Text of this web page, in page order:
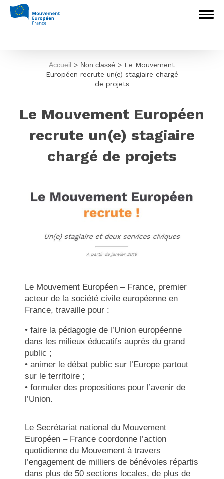
Accueil > Non classé > Le Mouvement
Européen recrute un(e) stagiaire chargé
de projets
Le Mouvement Européen
recrute un(e) stagiaire
chargé de projets
Le Mouvement Européen – France, premier
acteur de la société civile européenne en
France, travaille pour :
• faire la pédagogie de l’Union européenne
dans les milieux éducatifs auprès du grand
public ;
• animer le débat public sur l’Europe partout
sur le territoire ;
• formuler des propositions pour l’avenir de
l’Union.
Le Secrétariat national du Mouvement
Européen – France coordonne l’action
quotidienne du Mouvement à travers
l’engagement de milliers de bénévoles répartis
dans plus de 50 sections locales, de plus de